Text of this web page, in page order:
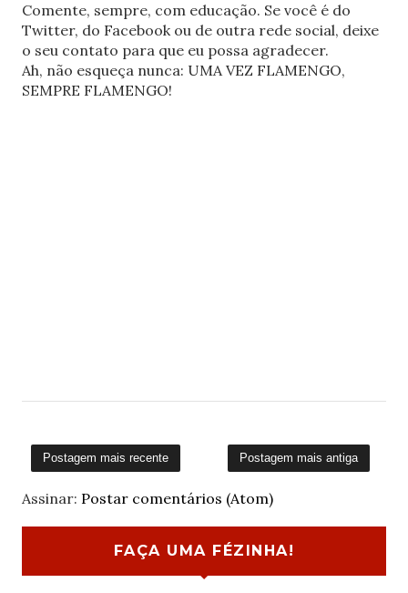
Comente, sempre, com educação. Se você é do
Twitter, do Facebook ou de outra rede social, deixe
o seu contato para que eu possa agradecer.
Ah, não esqueça nunca: UMA VEZ FLAMENGO,
SEMPRE FLAMENGO!
Postagem mais recente Postagem mais antiga
Assinar: Postar comentários (Atom)
FAÇA UMA FÉZINHA!